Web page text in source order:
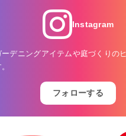
Instagram
デニングアイテムや庭づくりの
フォローする